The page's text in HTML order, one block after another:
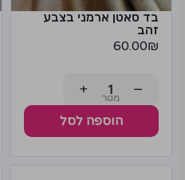
בד סאטן ארמני בצבע
זהב
60.00₪
−
+
הוספה לסל